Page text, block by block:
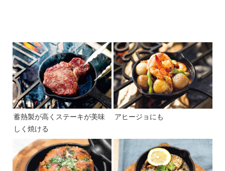
蓄熱製が高くステーキが美味
しく焼ける
アヒージョにも